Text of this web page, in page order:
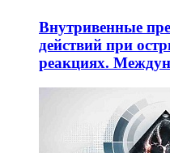
Внутривенные
действий при
реакциях.